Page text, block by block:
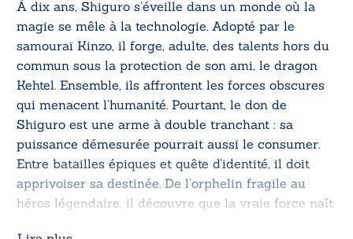
À dix ans, Shiguro s’éveille dans un monde où la
magie se mêle à la technologie. Adopté par le
samouraï Kinzo, il forge, adulte, des talents hors du
commun sous la protection de son ami, le dragon
Kehtel. Ensemble, ils affrontent les forces obscures
qui menacent l’humanité. Pourtant, le don de
Shiguro est une arme à double tranchant : sa
puissance démesurée pourrait aussi le consumer.
Entre batailles épiques et quête d’identité, il doit
apprivoiser sa destinée. De l’orphelin fragile au
héros légendaire, il découvre que la vraie force naît